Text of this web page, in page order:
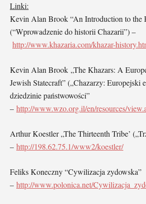
Linki:
Kevin Alan Brook “An Introduction to the
(“Wprowadzenie do historii Chazarii”) –
http://www.khazaria.com/khazar-
Kevin Alan Brook „The Khazars: A
Jewish Statecraft” („Chazarzy: Europejski
dziedzinie państwowości”
– http://www.wzo.org.il/en/resources/
Arthur Koestler „The Thirteenth Tribe’
– http://198.62.75.1/www2/koestler/
Feliks Koneczny “Cywilizacja zydowska”
– http://www.polonica.net/